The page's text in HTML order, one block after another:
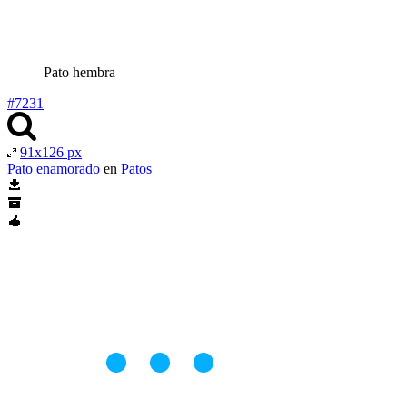
Pato hembra
#7231
91x126 px
Pato enamorado en Patos